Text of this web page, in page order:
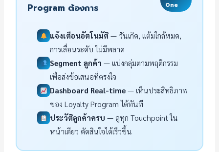
Program ต้องการ
One
แจ้งเตือนอัตโนมัติ— วันเกิด, แต้มใกล้หมด,
การเลื่อนระดับ ไม่มีพลาด
Segment ลูกค้า — แบ่งกลุ่มตามพฤติกรรม
เพื่อส่งข้อเสนอที่ตรงใจ
Dashboard Real-time— เห็นประสิทธิภาพ
ของ Loyalty Program ได้ทันที
ประวัติลูกค้าครบ — ดูทุก Touchpoint ใน
หน้าเดียว ตัดสินใจได้เร็วขึ้น